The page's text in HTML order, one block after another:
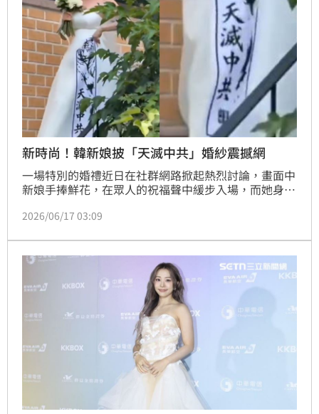
新時尚！韓新娘披「天滅中共」婚紗震撼網
一場特別的婚禮近日在社群網路掀起熱烈討論，畫面中
新娘手捧鮮花，在眾人的祝福聲中緩步入場，而她身上
頭圖騰。這幕衝擊性的畫面，不僅點亮了婚禮現場，更
社會潮流。(記者唐家興)
2026/06/17 03:09